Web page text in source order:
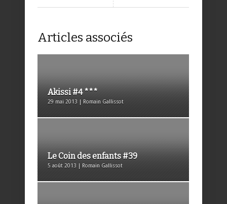
Articles associés
Akissi #4 ***
29 mai 2013 | Romain Gallissot
Le Coin des enfants #39
5 août 2013 | Romain Gallissot